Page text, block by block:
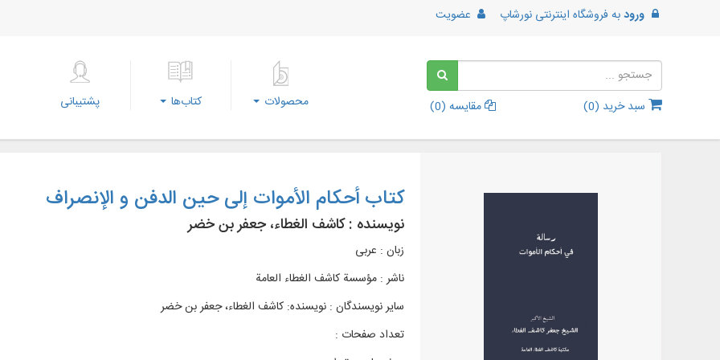
ورودبه فروشگاه اینترنتی نورشاپ عضویت
سبد خرید (0
) مقایسه (0
) محصولات کتاب‌ها پشتیبانی
کتاب أحكام الأموات إلی حین الدفن و الإنصراف
نویسنده :کاشف‌‌ الغطاء، جعفر بن خضر
زبان : عربی
ناشر : مؤسسة کاشف الغطاء العامة
سایر نویسندگان : نویسنده: کاشف‌‌ الغطاء، جعفر بن خضر
تعداد صفحات :